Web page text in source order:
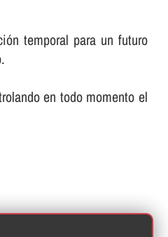
temporal para un futuro
en todo momento el